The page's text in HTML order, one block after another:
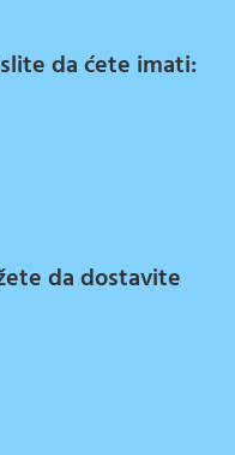
da ćete imati:
da dostavite